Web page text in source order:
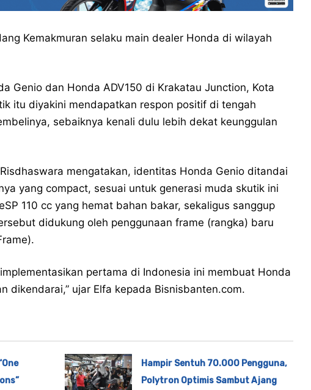
Kemakmuran selaku main dealer Honda di wilayah
Genio dan Honda ADV150 di Krakatau Junction, Kota
itu diyakini mendapatkan respon positif di tengah
sebaiknya kenali dulu lebih dekat keunggulan
mengatakan, identitas Honda Genio ditandai
yang compact, sesuai untuk generasi muda skutik ini
110 cc yang hemat bahan bakar, sekaligus sanggup
didukung oleh penggunaan frame (rangka) baru
pertama di Indonesia ini membuat Honda
dikendarai,” ujar Elfa kepada Bisnisbanten.com.
Hampir Sentuh 70.000 Pengguna,
Polytron Optimis Sambut Ajang